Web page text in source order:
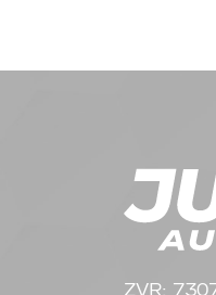
ZVR: